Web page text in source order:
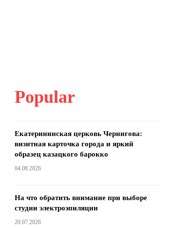
Popular
Екатерининская церковь Чернигова:
визитная карточка города и яркий
образец казацкого барокко
04.08.2026
На что обратить внимание при выборе
студии электроэпиляции
20.07.2026